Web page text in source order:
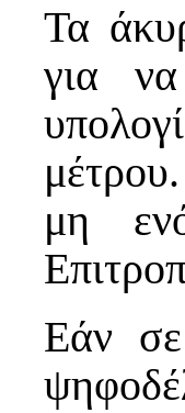
Τα
για
μη
Εάν